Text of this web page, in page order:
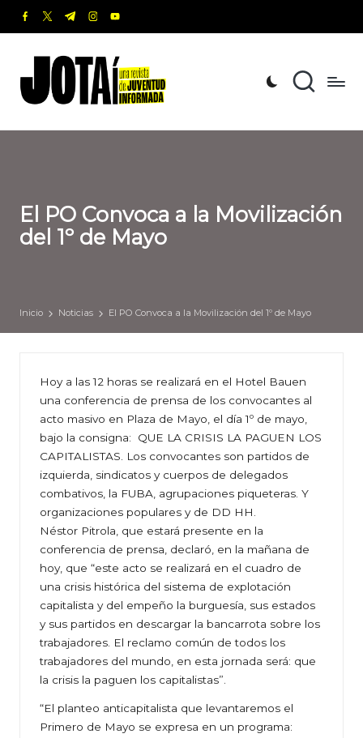
Saltar
contenido
facebook.com
twitter.com
t.me instagram.com
youtube.com
o
t
revista
de
Informada
El PO Convoca a la Movilización
del 1º de Mayo
Inicio Noticias El PO Convoca a la Movilización del 1º de Mayo
Hoy a las 12 horas se realizará en el Hotel Bauen
una conferencia de prensa de los convocantes al
acto masivo en Plaza de Mayo, el día 1º de mayo,
bajo la consigna: QUE LA CRISIS LA PAGUEN LOS
CAPITALISTAS. Los convocantes son partidos de
izquierda, sindicatos y cuerpos de delegados
combativos, la FUBA, agrupaciones piqueteras. Y
organizaciones populares y de DD HH.
Néstor Pitrola, que estará presente en la
conferencia de prensa, declaró, en la mañana de
hoy, que “este acto se realizará en el cuadro de
una crisis histórica del sistema de explotación
capitalista y del empeño la burguesía, sus estados
y sus partidos en descargar la bancarrota sobre los
trabajadores. El reclamo común de todos los
trabajadores del mundo, en esta jornada será: que
la crisis la paguen los capitalistas”.
“El planteo anticapitalista que levantaremos el
Primero de Mayo se expresa en un programa: